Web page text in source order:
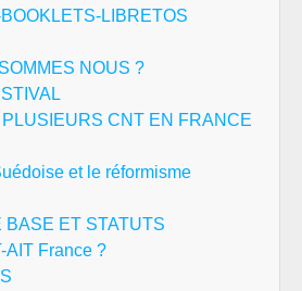
LIBRETOS
NOUS ?
PLUSIEURS CNT EN FRANCE
et le réformisme
BASE ET STATUTS
AIT France ?